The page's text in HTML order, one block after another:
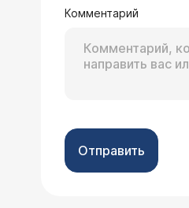
Комментарий
Отправить